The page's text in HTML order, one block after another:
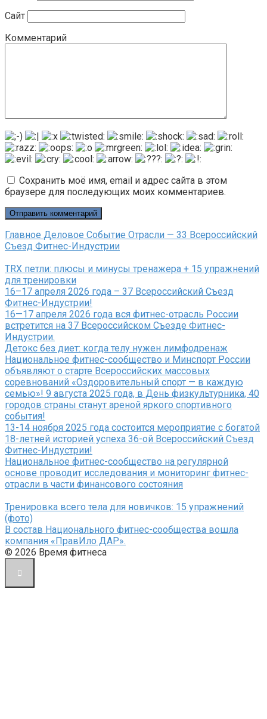
Сайт
Комментарий
Сохранить моё имя, email и адрес сайта в этом
браузере для последующих моих комментариев.
Главное Деловое Событие Отрасли — 33 Всероссийский
Съезд Фитнес-Индустрии
ТRX петли: плюсы и минусы тренажера + 15 упражнений
для тренировки
16–17 апреля 2026 года – 37 Всероссийский Съезд
Фитнес-Индустрии!
16—17 апреля 2026 года вся фитнес-отрасль России
встретится на 37 Всероссийском Съезде Фитнес-
Индустрии.
Детокс без диет: когда телу нужен лимфодренаж
Национальное фитнес-сообщество и Минспорт России
объявляют о старте Всероссийских массовых
соревнований «Оздоровительный спорт — в каждую
семью»! 9 августа 2025 года, в День физкультурника, 40
городов страны станут ареной яркого спортивного
события!
13-14 ноября 2025 года состоится мероприятие с богатой
18-летней историей успеха 36-ой Всероссийский Съезд
Фитнес-Индустрии!
Национальное фитнес-сообщество на регулярной
основе проводит исследования и мониторинг фитнес-
отрасли в части финансового состояния
Тренировка всего тела для новичков: 15 упражнений
(фото)
В состав Национального фитнес-сообщества вошла
компания «ПравИло ДАР».
© 2026 Время фитнеса